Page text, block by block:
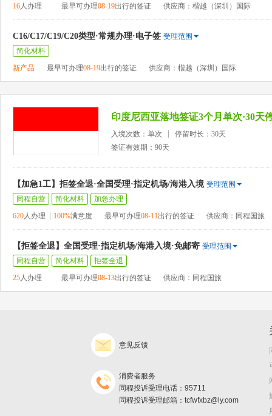
16人办理 最早可办理08-19出行的签证 供应商：楷越（深圳）国际
C16/C17/C19/C20类型·常规办理·电子签 受理范围
简化材料
新产品
最早可办理08-19出行的签证 供应商：楷越（深圳）国际
印度尼西亚落地签证3个月单次·30天
入境次数：单次
停留时长：30天
签证有效期：90天
【加急1工】拒签全退·全国受理·指定机场/海港入境 受理范围
同程自营
简化材料
加急办理
620人办理 100%满意度 最早可办理08-11出行的签证 供应商：同程国旅
【拒签全退】全国受理·指定机场/海港入境·免邮寄 受理范围
同程自营
简化材料
拒签全退
25人办理 最早可办理08-13出行的签证 供应商：同程国旅
意见反馈
消费者服务
同程投诉受理电话：95711
同程投诉受理邮箱：tcfwfxbz@ly.com